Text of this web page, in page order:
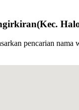
(Kec.
pencarian nama